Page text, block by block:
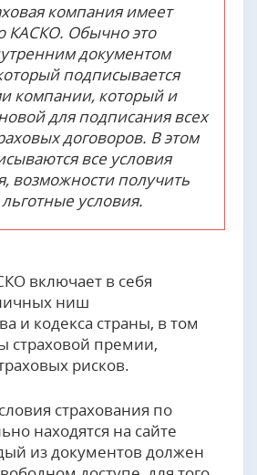
компания имеет
КАСКО. Обычно это
документом
подписывается
компании, который и
для подписания всех
договоров. В этом
все условия
возможности получить
условия.
включает в себя
ниш
и кодекса страны, в том
страховой премии,
рисков.
страхования по
находятся на сайте
из документов должен